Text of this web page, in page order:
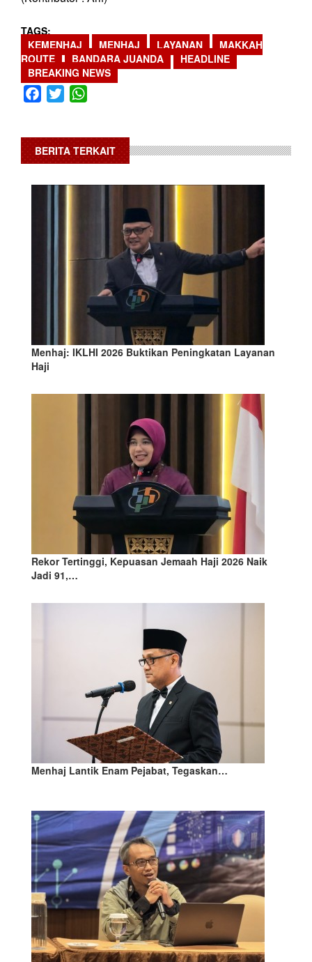
TAGS
KEMENHAJ
MENHAJ LAYANAN
MAKKAH
ROUTE
BANDARA JUANDA
HEADLINE
BREAKING NEWS
Facebook
Twitter
BERITA TERKAIT
Menhaj: IKLHI 2026 Buktikan Peningkatan Layanan
Haji
Rekor Tertinggi, Kepuasan Jemaah Haji 2026 Naik
Jadi 91,…
Menhaj Lantik Enam Pejabat, Tegaskan…